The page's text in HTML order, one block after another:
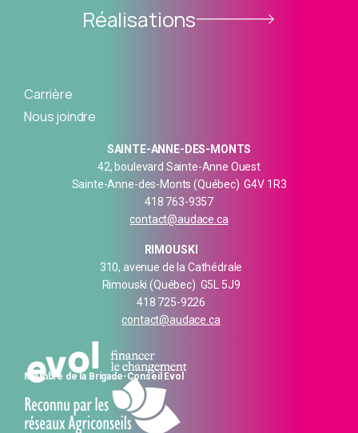
Réalisations
Carrière
Nous joindre
SAINTE-ANNE-DES-MONTS
42, boulevard Sainte-Anne Ouest
Sainte-Anne-des-Monts (Québec) G4V 1R3
418 763-9357
contact@audace.ca
RIMOUSKI
310, avenue de la Cathédrale
Rimouski (Québec) G5L 5J9
418 725-9226
contact@audace.ca
Membre de la Brigade-Conseil Evol